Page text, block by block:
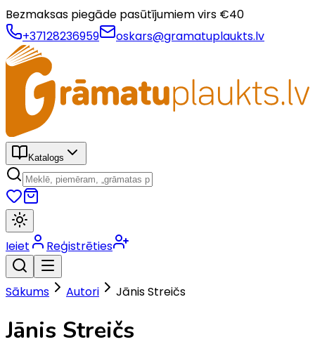
Bezmaksas piegāde pasūtījumiem virs €40
+37128236959
oskars@gramatuplaukts.lv
Katalogs
Ieiet Reģistrēties
Sākums Autori Jānis Streičs
Jānis Streičs